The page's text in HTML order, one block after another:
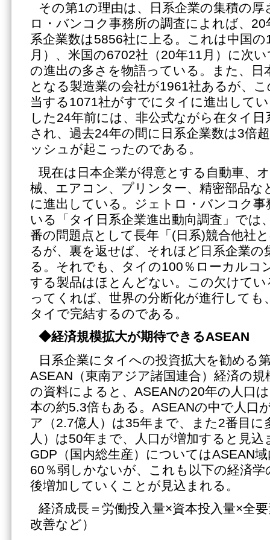
その第1の理由は、日系企業の集積の
ロ・バンコク事務所の調査によれば、
系企業数は5856社に上る。これは中国
月）、米国の6702社（20年11月）に次
の進出の多さを物語っている。また、日
となる製造業の会社が1961社あるが、
当する1071社がすでにタイに進出して
した24年前には、非公式ながら在タイ
され、過去24年の間に日系企業数は3倍
ッシュが起こったのである。
現在は日本企業が得意とする自動車、
械、エアコン、プリンター、精密部品な
に進出している。ジェトロ・バンコク事
いる「タイ日系企業進出動向調査」では
番の問題点として長年「(日系)競合他社
るが、裏を返せば、それほど日系企業の
る。それでも、タイの100％ローカルコ
する製品はほとんどない。この欠けて
ってくれば、世界の分断化が進行しても
タイで完結するのである。
◆経済規模拡大が期待できるASEAN
日系企業にタイへの投資拡大を勧める
ASEAN（東南アジア諸国連合）経済の
の資料によると、ASEANの20年の人口
本の約5.3倍もある。ASEANの中で人口
ア（2.7億人）は35年まで、また2番目
人）は50年まで、人口が増加すると見込
GDP（国内総生産）についてはASEAN
60％弱しかないが、これも以下の経済
後増加していくことが見込まれる。
経済成長＝労働投入量×資本投入量×全
改善など）